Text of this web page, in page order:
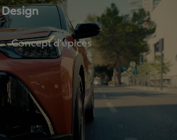
Design
Concept d'épices